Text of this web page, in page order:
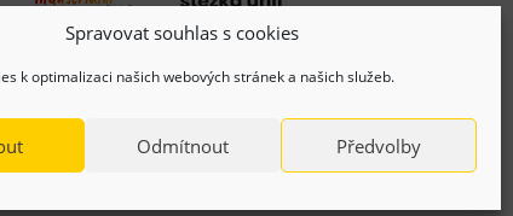
Spravovat souhlas s cookies
k optimalizaci našich webových stránek a našich služeb.
Odmítnout Předvolby